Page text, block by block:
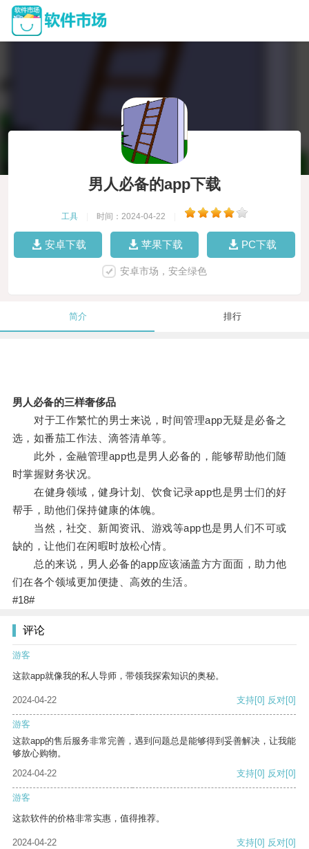
男人必备的app下载
工具 时间：2024-04-22
安卓下载 苹果下载 PC下载
安卓市场，安全绿色
简介 排行
男人必备的三样奢侈品
对于工作繁忙的男士来说，时间管理app无疑是必备之
选，如番茄工作法、滴答清单等。
此外，金融管理app也是男人必备的，能够帮助他们随
时掌握财务状况。
在健身领域，健身计划、饮食记录app也是男士们的好
帮手，助他们保持健康的体魄。
当然，社交、新闻资讯、游戏等app也是男人们不可或
缺的，让他们在闲暇时放松心情。
总的来说，男人必备的app应该涵盖方方面面，助力他
们在各个领域更加便捷、高效的生活。
#18#
评论
游客
这款app就像我的私人导师，带领我探索知识的奥秘。
2024-04-22 支持[0] 反对[0]
游客
这款app的售后服务非常完善，遇到问题总是能够得到妥善解决，让我能
够放心购物。
2024-04-22
支持[0] 反对[0]
游客
这款软件的价格非常实惠，值得推荐。
2024-04-22 支持[0] 反对[0]